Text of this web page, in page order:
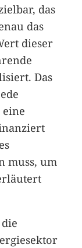
das
das
dieser
Das
muss, um